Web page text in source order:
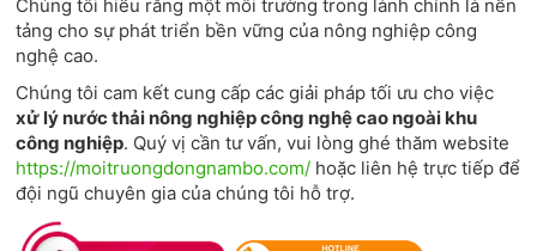
Chúng tôi hiểu rằng một môi trường trong lành chính là nền
tảng cho sự phát triển bền vững của nông nghiệp công
nghệ cao.
Chúng tôi cam kết cung cấp các giải pháp tối ưu cho việc
xử lý nước thải nông nghiệp công nghệ cao ngoài khu
công nghiệp. Quý vị cần tư vấn, vui lòng ghé thăm website
https://moitruongdongnambo.com/ hoặc liên hệ trực tiếp để
đội ngũ chuyên gia của chúng tôi hỗ trợ.